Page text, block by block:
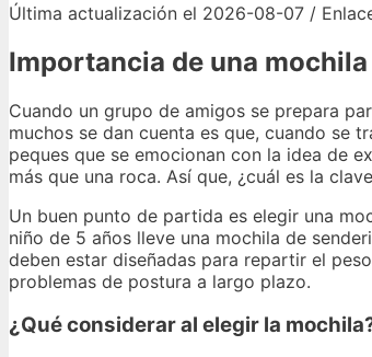
Última actualización el 2026-08-07 /
Importancia de una
Cuando un grupo de amigos se prepara
muchos se dan cuenta es que, cuando se
peques que se emocionan con la idea de
más que una roca. Así que, ¿cuál es la
Un buen punto de partida es elegir una
niño de 5 años lleve una mochila de
deben estar diseñadas para repartir el
problemas de postura a largo plazo.
¿Qué considerar al elegir la